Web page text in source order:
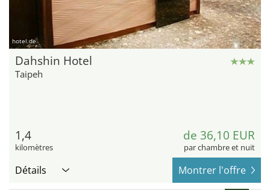
hotel.de
Dahshin Hotel
Taipeh
1,4
kilomètres
de 36,10 EUR
par chambre et nuit
Détails Montrer l'offre